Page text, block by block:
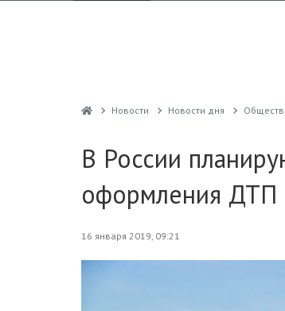
Новости Новости дня
В России
оформления ДТП
16 января 2019, 09:21